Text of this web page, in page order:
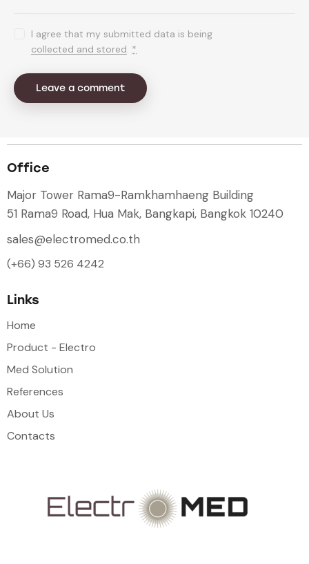
I agree that my submitted data is being
collected and stored *
Office
Major Tower Rama9-Ramkhamhaeng Building
51 Rama9 Road, Hua Mak, Bangkapi, Bangkok 10240
sales@electromed.co.th
(+66) 93 526 4242
Links
Home
Product - Electro
Med Solution
References
About Us
Contacts